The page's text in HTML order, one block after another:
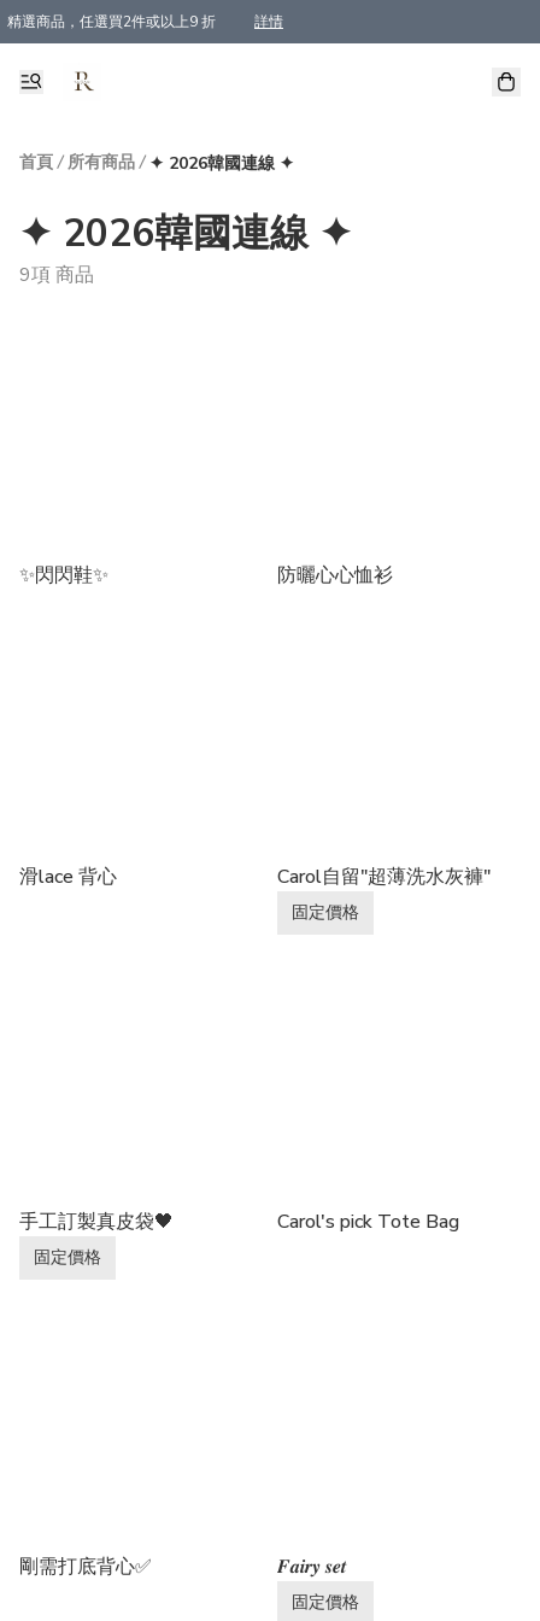
精選商品，任選買2件或以上9 折 詳情
首頁 / 所有商品 / ✦ 2026韓國連線 ✦
✦ 2026韓國連線 ✦
9項 商品
✨閃閃鞋✨ 防曬心心恤衫
滑lace 背心 Carol自留"超薄洗水灰褲"
固定價格
手工訂製真皮袋🖤
固定價格
Carol's pick Tote Bag
剛需打底背心✅ 𝑭𝒂𝒊𝒓𝒚 𝒔𝒆𝒕
固定價格